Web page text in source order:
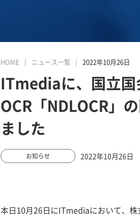
HOME ニュース一覧 2022年10月26日
ITmediaに、国立国
OCR「NDLOCR」
ました
お知らせ 2022年10月26日
本日10月26日にITmediaにおいて、